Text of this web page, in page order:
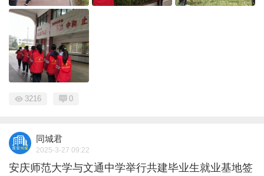
3216 0
同城君
2025-3-27 09:22
安庆师范大学与文通中学举行共建毕业生就业基地签